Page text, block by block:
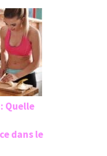
Quelle
dans le